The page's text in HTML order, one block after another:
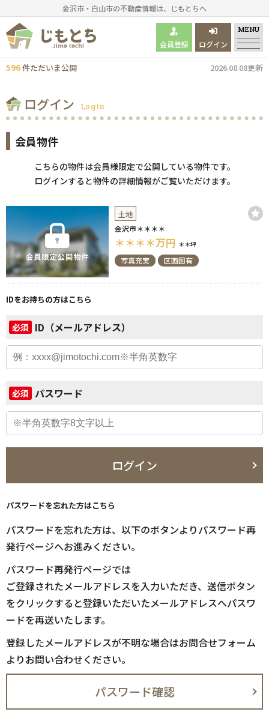
金沢市・白山市の不動産情報は、じもとちへ
596件ただいま公開 2026.08.08更新
会員登録 ログイン
MENU
ログイン Login
会員物件
こちらの物件は会員様限定で公開している物件です。
ログインすると物件の詳細情報がご覧いただけます。
土地
金沢市＊＊＊＊
＊＊＊＊万円 ＊＊坪
写真充実 区画図有
IDをお持ちの方はこちら
必須 ID（メールアドレス）
必須 パスワード
ログイン
パスワードを忘れた方はこちら
パスワードを忘れた方は、以下のボタンよりパスワード再
発行ページへお進みください。
パスワード再発行ページでは
ご登録されたメールアドレスを入力いただき、送信ボタン
をクリックすると登録いただいたメールアドレスへパスワ
ードを再送いたします。
登録したメールアドレスが不明な場合はお問合せフォーム
よりお問い合わせください。
パスワード確認